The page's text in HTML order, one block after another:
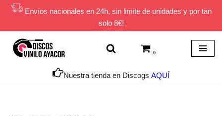
contenido
Envíos nacionales en 24h, sin limite de unidades y por tan
solo 8€!
0
Nuestra tienda en Discogs AQUÍ